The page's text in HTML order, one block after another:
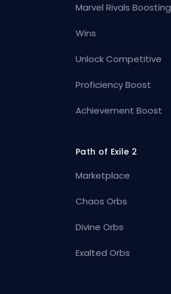
Marvel Rivals Boosting
Wins
Unlock Competitive
Proficiency Boost
Achievement Boost
Path of Exile 2
Marketplace
Chaos Orbs
Divine Orbs
Exalted Orbs